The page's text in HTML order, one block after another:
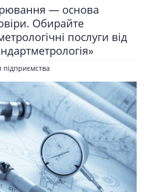
— основа
Обирайте
послуги від